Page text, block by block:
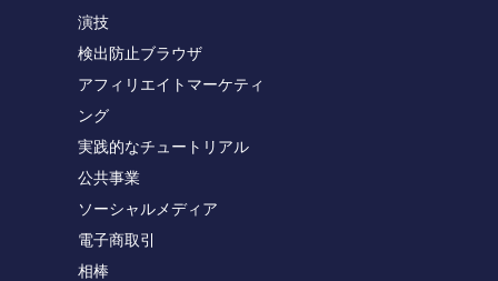
演技
検出防止ブラウザ
アフィリエイトマーケティ
ング
実践的なチュートリアル
公共事業
ソーシャルメディア
電子商取引
相棒